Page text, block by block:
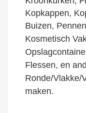
Kopkappen,
Buizen,
Kosmetisch
Flessen, en
Ronde/Vlakke/
maken.